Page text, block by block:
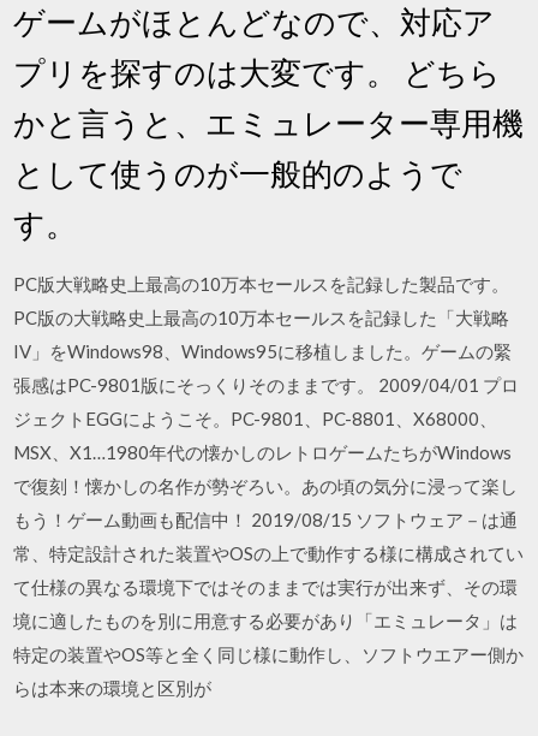
ゲームがほとんどなので、対応ア
プリを探すのは大変です。 どちら
かと言うと、エミュレーター専用機
として使うのが一般的のようで
す。
PC版大戦略史上最高の10万本セールスを記録した製品です。
PC版の大戦略史上最高の10万本セールスを記録した「大戦略
IV」をWindows98、Windows95に移植しました。ゲームの緊
張感はPC-9801版にそっくりそのままです。 2009/04/01 プロ
ジェクトEGGにようこそ。PC-9801、PC-8801、X68000、
MSX、X1…1980年代の懐かしのレトロゲームたちがWindows
で復刻！懐かしの名作が勢ぞろい。あの頃の気分に浸って楽し
もう！ゲーム動画も配信中！ 2019/08/15 ソフトウェア－は通
常、特定設計された装置やOSの上で動作する様に構成されてい
て仕様の異なる環境下ではそのままでは実行が出来ず、その環
境に適したものを別に用意する必要があり「エミュレータ」は
特定の装置やOS等と全く同じ様に動作し、ソフトウエアー側か
らは本来の環境と区別が